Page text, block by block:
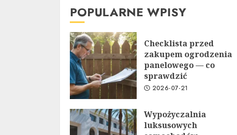
POPULARNE WPISY
Checklista przed
zakupem ogrodzenia
panelowego — co
sprawdzić
2026-07-21
Wypożyczalnia
luksusowych